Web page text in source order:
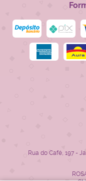
Rua do Café, 197 -